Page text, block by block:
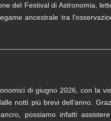
del Festival di Astronomia,
ancestrale tra
di giugno 2026, con la
notti più brevi dell’anno.
possiamo infatti